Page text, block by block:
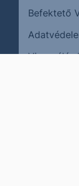
Befektető